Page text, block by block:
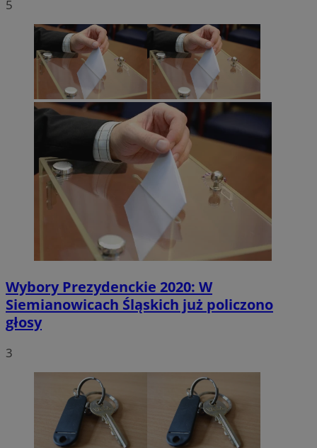
5
Wybory Prezydenckie 2020: W
Siemianowicach Śląskich już policzono
głosy
3